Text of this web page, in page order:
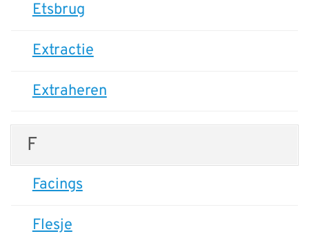
Etsbrug
Extractie
Extraheren
F
Facings
Flesje